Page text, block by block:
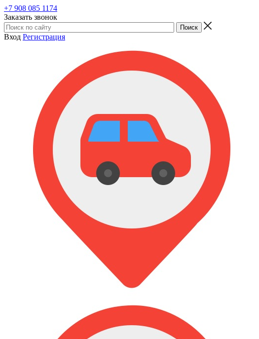
+7 908 085 1174
Заказать звонок
Вход Регистрация